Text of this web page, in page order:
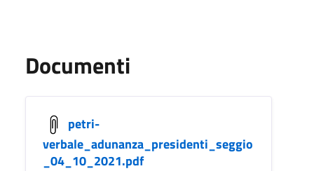
Documenti
petri-
verbale_adunanza_presidenti_seggio
_04_10_2021.pdf